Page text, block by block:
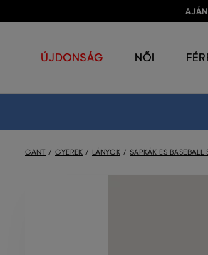
ÚJDONSÁG NŐI
GANT GYEREK LÁNYOK SAPKÁK ES BASEBALL